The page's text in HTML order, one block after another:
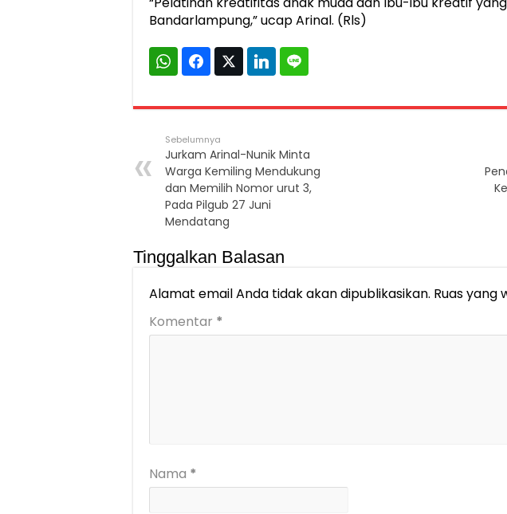
Bandarlampung,” ucap Arinal. (Rls)
Sebelumnya
Jurkam Arinal-Nunik Minta
Warga Kemiling Mendukung
dan Memilih Nomor urut 3,
Pada Pilgub 27 Juni
Mendatang
Tinggalkan Balasan
Alamat email Anda tidak akan dipublikasikan. Ruas yang
Komentar *
Nama *